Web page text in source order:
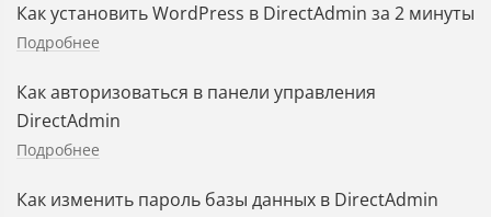
Как установить WordPress в DirectAdmin за 2 минуты
Подробнее
Как авторизоваться в панели управления
DirectAdmin
Подробнее
Как изменить пароль базы данных в DirectAdmin